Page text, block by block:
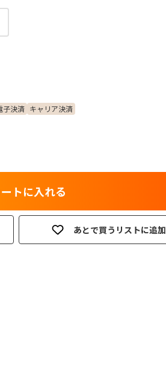
子決済 キャリア決済
トに入れる
あとで買うリストに追加